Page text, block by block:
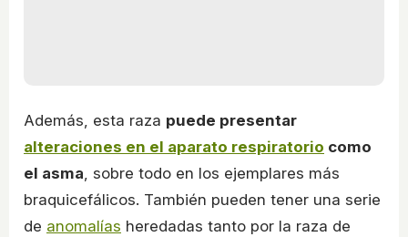
Además, esta raza puede presentar
alteraciones en el aparato respiratorio como
el asma, sobre todo en los ejemplares más
braquicefálicos. También pueden tener una serie
de anomalías heredadas tanto por la raza de